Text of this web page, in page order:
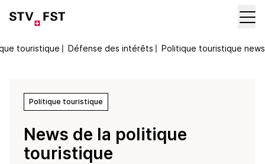
touristique〡 Défense des intérêts〡 Politique touristique news
Politique touristique
News de la politique
touristique